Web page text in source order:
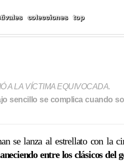
Y MÁS
colecciones top
A LA VÍCTIMA EQUIVOCADA.
sencillo se complica cuando
se lanza al estrellato con la
entre los clásicos del